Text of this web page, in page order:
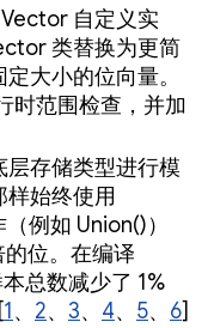
自定义实
类替换为更简
大小的位向量。
时范围检查，并加
存储类型进行模
始终使用
例如 Union()）
位。在编译
总数减少了 1%
1、 2、 3、 4、 5、 6]